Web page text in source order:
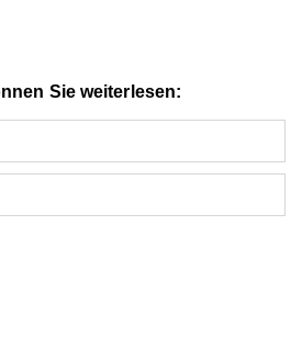
Sie weiterlesen: